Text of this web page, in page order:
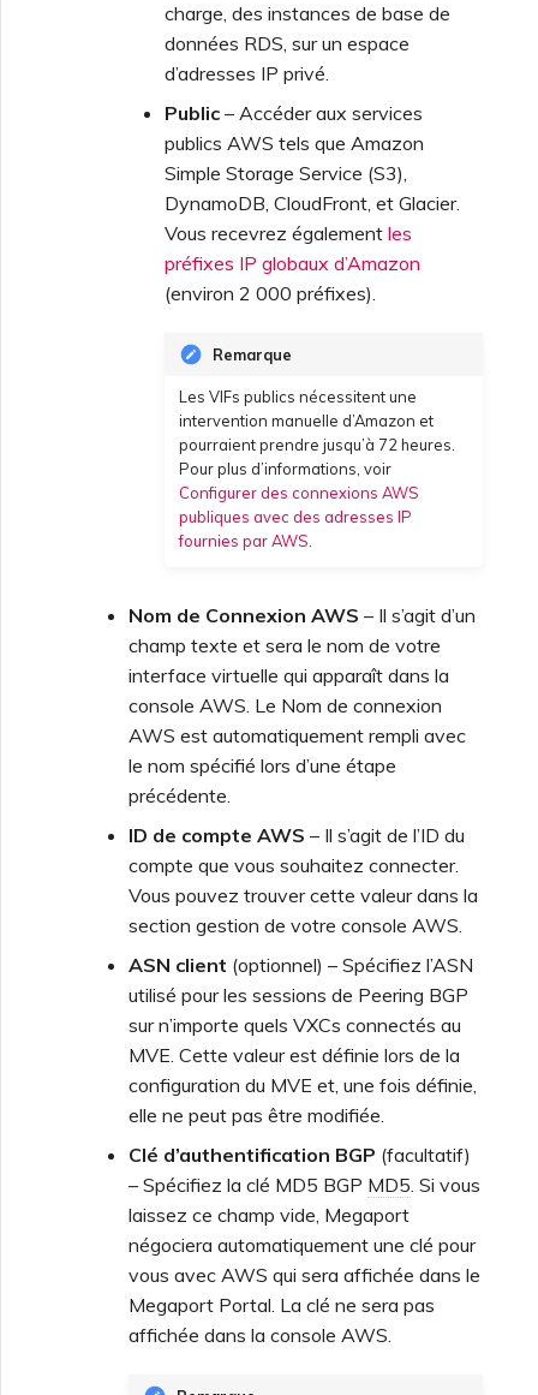
charge, des instances de base de
données RDS, sur un espace
d’adresses IP privé.
Public – Accéder aux services
publics AWS tels que Amazon
Simple Storage Service (S3),
DynamoDB, CloudFront, et Glacier.
Vous recevrez également les
préfixes IP globaux d’Amazon
(environ 2 000 préfixes).
Remarque
Les VIFs publics nécessitent une
intervention manuelle d’Amazon et
pourraient prendre jusqu’à 72 heures.
Pour plus d’informations, voir
Configurer des connexions AWS
publiques avec des adresses IP
fournies par AWS
Nom de Connexion AWS – Il s’agit d’un
champ texte et sera le nom de votre
interface virtuelle qui apparaît dans la
console AWS. Le Nom de connexion
AWS est automatiquement rempli avec
le nom spécifié lors d’une étape
précédente.
ID de compte AWS – Il s’agit de l’ID du
compte que vous souhaitez connecter.
Vous pouvez trouver cette valeur dans la
section gestion de votre console AWS.
ASN client (optionnel) – Spécifiez l’ASN
utilisé pour les sessions de Peering BGP
sur n’importe quels VXCs connectés au
MVE. Cette valeur est définie lors de la
configuration du MVE et, une fois définie,
elle ne peut pas être modifiée.
Clé d’authentification BGP (facultatif)
– Spécifiez la clé MD5 BGP MD5 . Si vous
laissez ce champ vide, Megaport
négociera automatiquement une clé pour
vous avec AWS qui sera affichée dans le
Megaport Portal. La clé ne sera pas
affichée dans la console AWS.